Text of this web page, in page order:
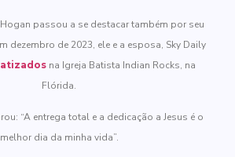
passou a se destacar também por seu
dezembro de 2023, ele e a esposa, Sky Daily
na Igreja Batista Indian Rocks, na
Flórida.
“A entrega total e a dedicação a Jesus é o
melhor dia da minha vida”.